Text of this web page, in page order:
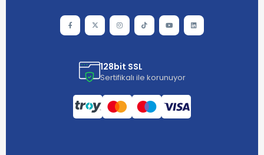
128bit SSL
Sertifikalı ile korunuyor